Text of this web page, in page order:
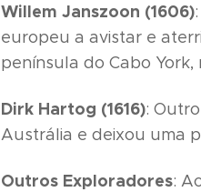
Willem Janszoon (1606)
europeu a avistar e
península do Cabo
Dirk Hartog (1616):
Austrália e deixou uma
Outros Exploradores: